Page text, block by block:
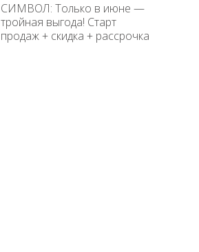
СИМВОЛ: Только в июне —
тройная выгода! Старт
продаж + скидка + рассрочка